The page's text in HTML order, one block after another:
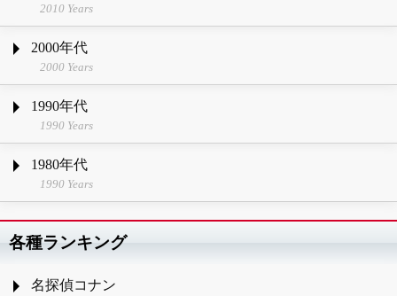
2010 Years
2000年代
2000 Years
1990年代
1990 Years
1980年代
1990 Years
各種ランキング
名探偵コナン